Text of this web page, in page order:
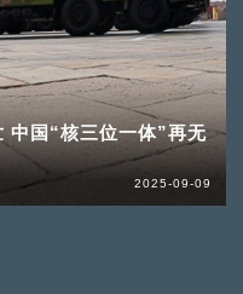
中国“核三位一体”再无
2025-09-09